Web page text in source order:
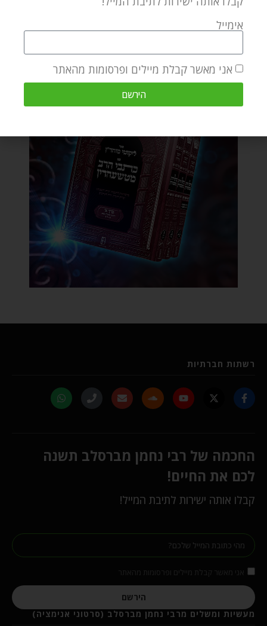
רשתות חברתיות
החכמה של רבי נחמן מברסלב תשנה
לכם את החיים!
קבלו אותה ישירות לתיבת המייל!
הירשם
מעשיות ומשלים מרבי נחמן מברסלב (סרטוני אנימציה)
אימייל
אני מאשר קבלת מיילים ופרסומות מהאתר
הירשם